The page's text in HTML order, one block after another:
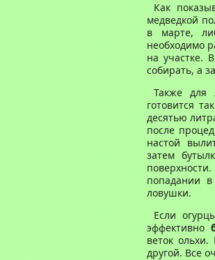
Как
медведкой
в марте,
необходимо
на участке.
собирать, а
Также для
готовится
десятью
после
настой
затем
попадании
ловушки.
Если
эффективно
веток
другой. Все